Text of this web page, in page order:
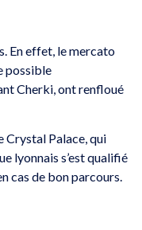
En effet, le mercato
possible
Cherki, ont renfloué
Crystal Palace, qui
lyonnais s’est qualifié
cas de bon parcours.